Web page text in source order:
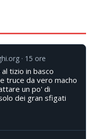
15 ore
tizio in basco
truce da vero macho
un po' di
dei gran sfigati